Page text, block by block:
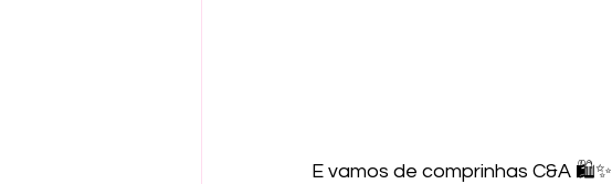
E vamos de comprinhas C&A 🛍️✨